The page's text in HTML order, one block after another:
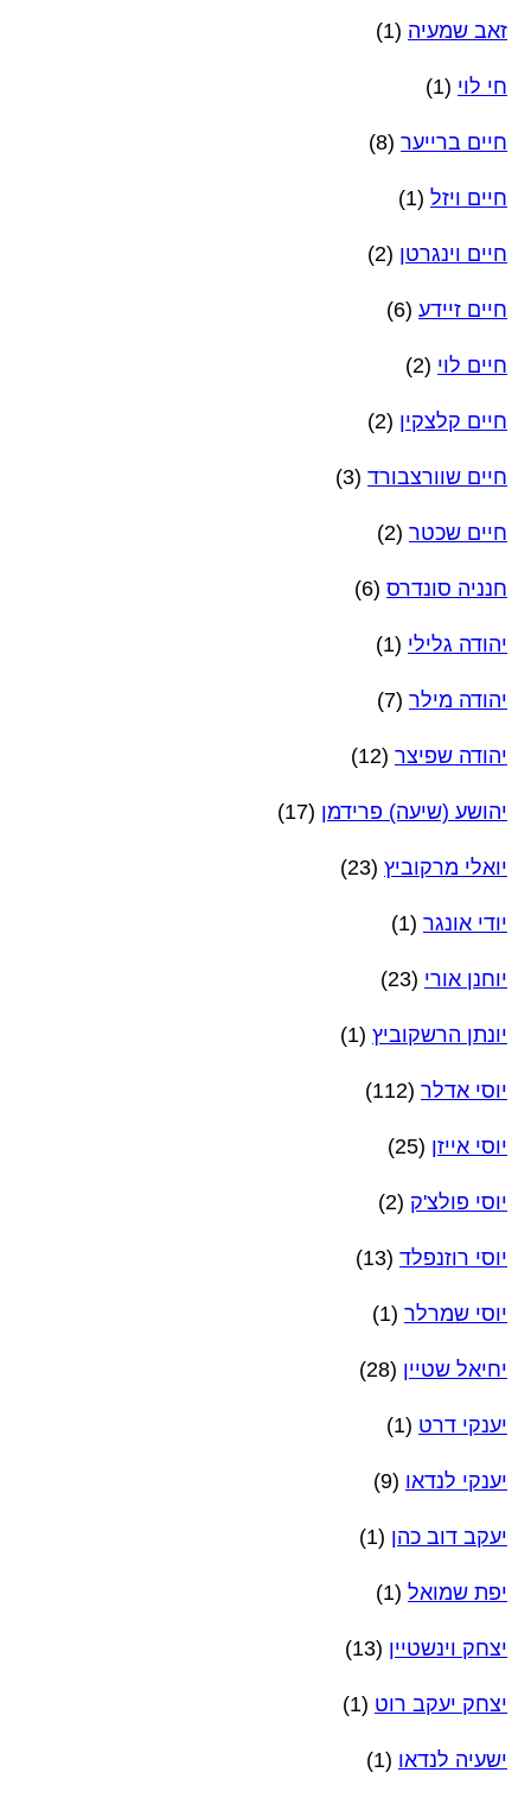
זאב שמעיה (1)
חי לוי (1)
חיים ברייער (8)
חיים ויזל (1)
חיים וינגרטן (2)
חיים זיידע (6)
חיים לוי (2)
חיים קלצקין (2)
חיים שוורצבורד (3)
חיים שכטר (2)
חנניה סונדרס (6)
יהודה גלילי (1)
יהודה מילר (7)
יהודה שפיצר (12)
יהושע (שיעה) פרידמן (17)
יואלי מרקוביץ (23)
יודי אונגר (1)
יוחנן אורי (23)
יונתן הרשקוביץ (1)
יוסי אדלר (112)
יוסי אייזן (25)
יוסי פולצ'ק (2)
יוסי רוזנפלד (13)
יוסי שמרלר (1)
יחיאל שטיין (28)
יענקי דרט (1)
יענקי לנדאו (9)
יעקב דוב כהן (1)
יפת שמואל (1)
יצחק וינשטיין (13)
יצחק יעקב רוט (1)
ישעיה לנדאו (1)